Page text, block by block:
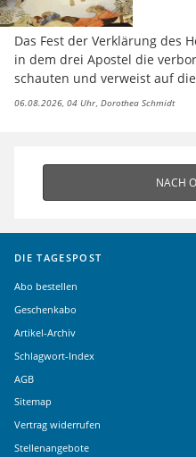
Das Fest der Verklärung des
in dem drei Apostel die
schauten und verweist auf
06.08.2026, 04 Uhr Dorothea Schmidt
NACH
DIE TAGESPOST
Abo bestellen
Geschenkabo
Artikel-Archiv
Schlagwort-Index
AGB
Sitemap
Vertrag widerrufen
Stellenangebote